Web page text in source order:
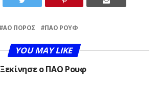
ΑΟ ΠΌΡΟΣ ΠΑΟ ΡΟΥΦ
YOU MAY LIKE
Ξεκίνησε ο ΠΑΟ Ρουφ